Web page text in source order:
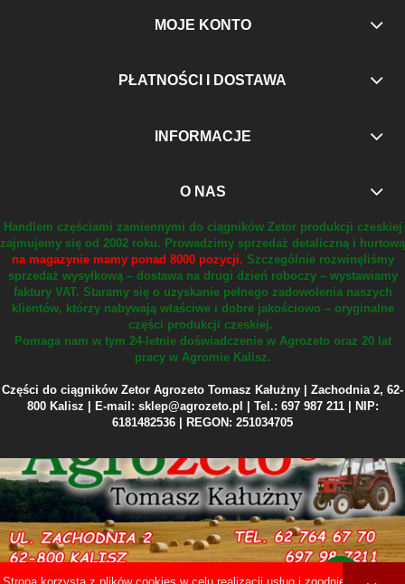
MOJE KONTO
PŁATNOŚCI I DOSTAWA
INFORMACJE
O NAS
Handlem częściami zamiennymi do ciągników Zetor produkcji czeskiej
zajmujemy się od 2002 roku. Prowadzimy sprzedaż detaliczną i hurtową
na magazynie mamy ponad 8000 pozycji. Szczególnie rozwinęliśmy
sprzedaż wysyłkową – dostawa na drugi dzień roboczy – wystawiamy
faktury VAT. Staramy się o uzyskanie pełnego zadowolenia naszych
klientów, którzy nabywają właściwe i dobre jakościowo – oryginalne
części produkcji czeskiej.
Pomaga nam w tym 24-letnie doświadczenie w Agrozeto oraz 20 lat
pracy w Agromie Kalisz.
Części do ciągników Zetor Agrozeto Tomasz Kałużny | Zachodnia 2, 62-
800 Kalisz | E-mail: sklep@agrozeto.pl | Tel.: 697 987 211 | NIP:
6181482536 | REGON: 251034705